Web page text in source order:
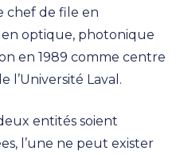
chef de file en
optique, photonique
en 1989 comme centre
l’Université Laval.
entités soient
l’une ne peut exister